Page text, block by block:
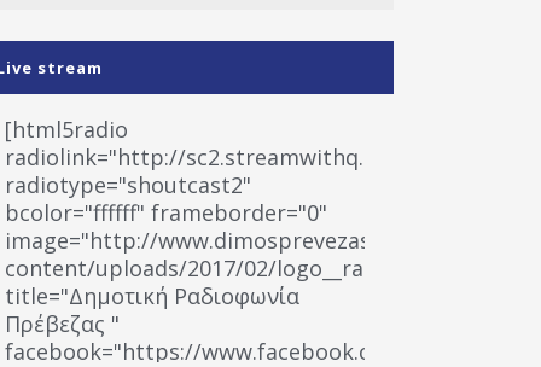
stream
[html5radio
radiolink="http://sc2.streamwithq.com:8028/
radiotype="shoutcast2"
bcolor="ffffff" frameborder="0"
image="http://www.dimosprevezas.gr/wp-
content/uploads/2017/02/logo__radiofonias.jpg"
title="Δημοτική Ραδιοφωνία
Πρέβεζας "
facebook="https://www.facebook.com/